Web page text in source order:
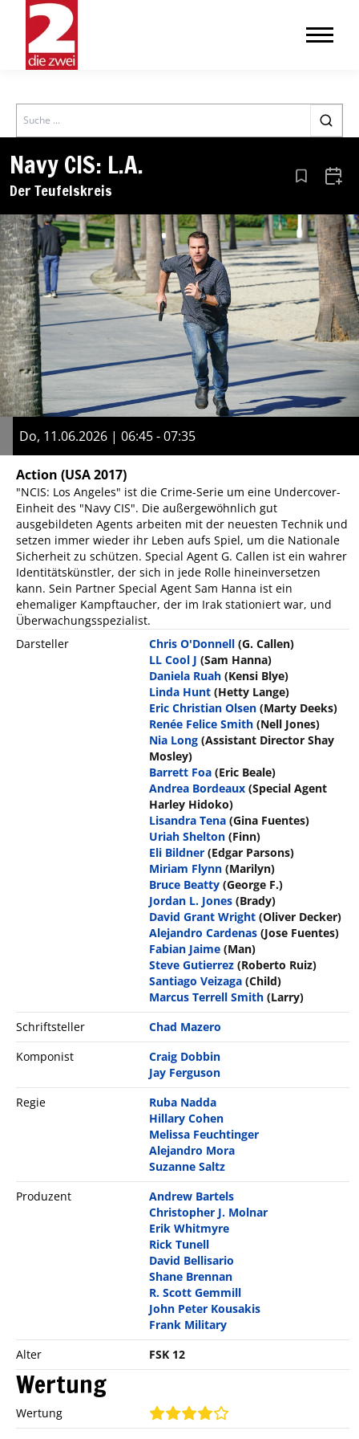
Search
Navy CIS: L.A.
Der Teufelskreis Aus den
Do, 11.06.2026 | 06:45 - 07:35
Action (USA 2017)
"NCIS: Los Angeles" ist die Crime-Serie um eine Undercover-
Einheit des "Navy CIS". Die außergewöhnlich gut
ausgebildeten Agents arbeiten mit der neuesten Technik und
setzen immer wieder ihr Leben aufs Spiel, um die Nationale
Sicherheit zu schützen. Special Agent G. Callen ist ein wahrer
Identitätskünstler, der sich in jede Rolle hineinversetzen
kann. Sein Partner Special Agent Sam Hanna ist ein
ehemaliger Kampftaucher, der im Irak stationiert war, und
Überwachungsspezialist.
Darsteller
Chris O'Donnell (G. Callen)
LL Cool J (Sam Hanna)
Daniela Ruah (Kensi Blye)
Linda Hunt (Hetty Lange)
Eric Christian Olsen (Marty Deeks)
Renée Felice Smith (Nell Jones)
Nia Long (Assistant Director Shay
Mosley)
Barrett Foa (Eric Beale)
Andrea Bordeaux (Special Agent
Harley Hidoko)
Lisandra Tena (Gina Fuentes)
Uriah Shelton (Finn)
Eli Bildner (Edgar Parsons)
Miriam Flynn (Marilyn)
Bruce Beatty (George F.)
Jordan L. Jones (Brady)
David Grant Wright (Oliver Decker)
Alejandro Cardenas (Jose Fuentes)
Fabian Jaime (Man)
Steve Gutierrez (Roberto Ruiz)
Santiago Veizaga (Child)
Marcus Terrell Smith (Larry)
Schriftsteller
Chad Mazero
Komponist
Craig Dobbin
Jay Ferguson
Regie
Ruba Nadda
Hillary Cohen
Melissa Feuchtinger
Alejandro Mora
Suzanne Saltz
Produzent
Andrew Bartels
Christopher J. Molnar
Erik Whitmyre
Rick Tunell
David Bellisario
Shane Brennan
R. Scott Gemmill
John Peter Kousakis
Frank Military
Alter
FSK 12
Wertung
Wertung